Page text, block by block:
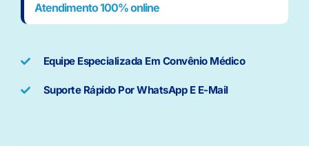
Atendimento 100% online
Equipe Especializada Em Convênio Médico
Suporte Rápido Por WhatsApp E E-Mail